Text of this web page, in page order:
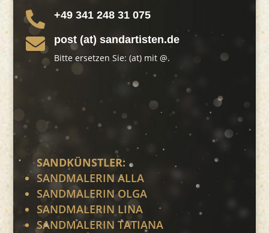
 +49 341 248 31 075
 post (at) sandartisten.de
Bitte ersetzen Sie: (at) mit @.
SANDKÜNSTLER:
SANDMALERIN ALLA
SANDMALERIN OLGA
SANDMALERIN LINA
SANDMALERIN TATIANA